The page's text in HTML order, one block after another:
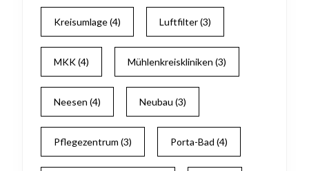
Kreisumlage(4) Luftfilter(3)
MKK(4) Mühlenkreiskliniken (3)
Neesen (4) Neubau (3)
Pflegezentrum (3) Porta-Bad (4)